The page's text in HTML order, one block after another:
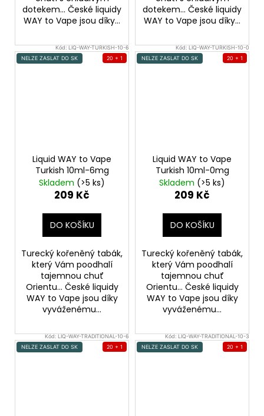
dotekem... České liquidy
WAY to Vape jsou díky...
dotekem... České liquidy
WAY to Vape jsou díky...
Kód:LIQ-WAY-TURKISH-10-6
NELZE ZASLAT DO SK
20 + 1
Liquid WAY to Vape
Turkish 10ml-6mg
Skladem (>5 ks)
209 Kč
DO KOŠÍKU
Turecký kořeněný tabák,
který Vám poodhalí
tajemnou chuť
Orientu... České liquidy
WAY to Vape jsou díky
vyváženému...
Kód:LIQ-WAY-TURKISH-10-0
NELZE ZASLAT DO SK
20 + 1
Liquid WAY to Vape
Turkish 10ml-0mg
Skladem (>5 ks)
209 Kč
DO KOŠÍKU
Turecký kořeněný tabák,
který Vám poodhalí
tajemnou chuť
Orientu... České liquidy
WAY to Vape jsou díky
vyváženému...
Kód:LIQ-WAY-TRADITIONAL-10-6
NELZE ZASLAT DO SK
20 + 1
Kód:LIQ-WAY-TRADITIONAL-10-3
NELZE ZASLAT DO SK
20 + 1